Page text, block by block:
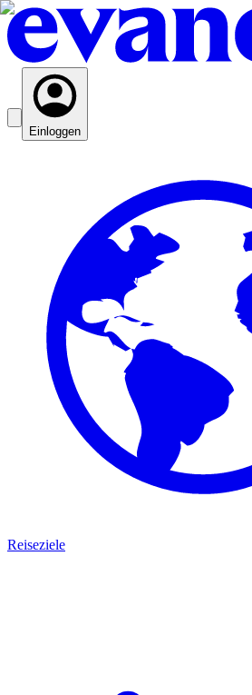
Einloggen
Reiseziele